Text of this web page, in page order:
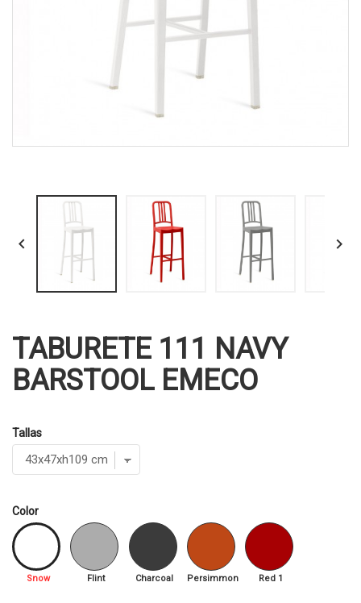
 
TABURETE 111 NAVY
BARSTOOL EMECO
Tallas
Color
Snow Flint Charcoal Persimmon Red 1